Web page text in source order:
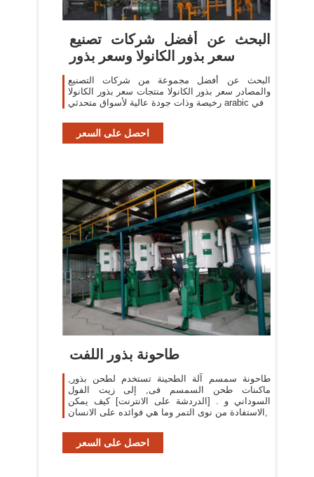
البحث عن أفضل شركات تصنيع
سعر بذور الكانولا وسعر بذور
البحث عن أفضل مجموعة من شركات التصنيع
والمصادر سعر بذور الكانولا منتجات سعر بذور الكانولا
رخيصة وذات جودة عالية لأسواق متحدثي arabic في
احصل على السعر
طاحونة بذور اللفت
طاحونة سمسم آلة الطحينة تستخدم لطحن بذور,
ماكىنات طحن السمسم فى, إلى زيت الفول
السوداني و . [الدردشة على الانترنت] كيف يمكن
الاستفادة من نوى التمر وما هي فوائده على الانسان,
احصل على السعر